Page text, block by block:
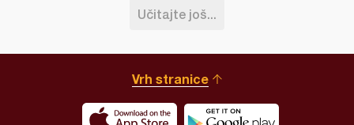
Učitajte još...
Vrh stranice